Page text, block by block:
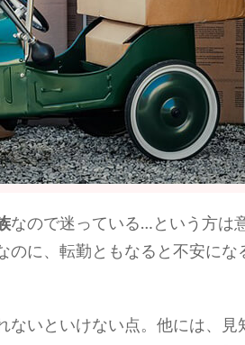
なので迷っている…という方は
のに、転勤ともなると不安にな
ないといけない点。他には、見